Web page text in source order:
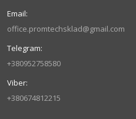
office.promtechsklad@gmail.com
+380952758580
+380674812215